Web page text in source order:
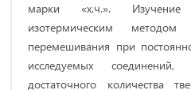
марки «х.ч.». Изучение
изотермическим
перемешивания при
исследуемых
достаточного количества